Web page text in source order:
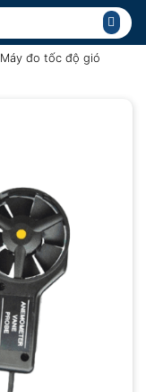
Máy đo tốc độ gió